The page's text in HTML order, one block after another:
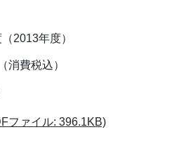
2013年度）
費税込）
ファイル: 396.1KB)